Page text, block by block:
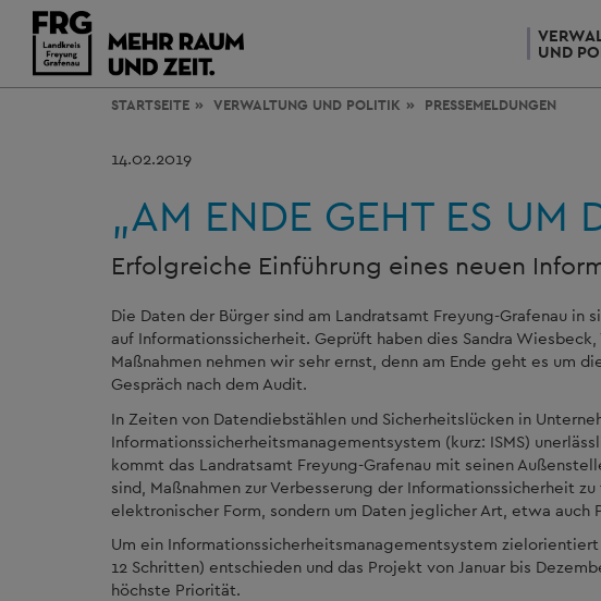
UND
STARTSEITE VERWALTUNG UND POLITIK PRESSEMELDUNGEN
14.02.2019
„AM ENDE GEHT ES UM
Erfolgreiche Einführung eines neuen
Die Daten der Bürger sind am Landratsamt Freyung-Grafenau
auf Informationssicherheit. Geprüft haben dies Sandra
Maßnahmen nehmen wir sehr ernst, denn am Ende geht es um
Gespräch nach dem Audit.
In Zeiten von Datendiebstählen und Sicherheitslücken in
Informationssicherheitsmanagementsystem (kurz: ISMS)
kommt das Landratsamt Freyung-Grafenau mit seinen
sind, Maßnahmen zur Verbesserung der Informationssicherheit
elektronischer Form, sondern um Daten jeglicher Art, etwa auch
Um ein Informationssicherheitsmanagementsystem
12 Schritten) entschieden und das Projekt von Januar bis
höchste Priorität.